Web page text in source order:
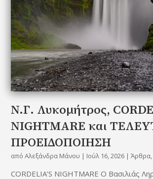
N.Γ. Λυκομήτρος,
NIGHTMARE και
ΠΡΟΕΙΔΟΠΟΙΗΣΗ
απόΑλεξάνδρα Μάνου | Ιούλ 16, 2026 |Άρθρα,
CORDELIA’S NIGHTMARE O Βασιλιάς